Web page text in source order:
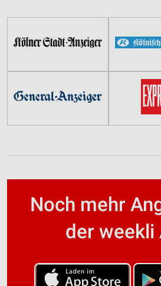
Noch mehr
der weekli